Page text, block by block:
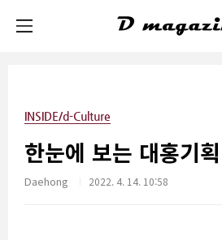
INSIDE/d-Culture
한눈에 보는 대홍기
Daehong 2022. 4. 14. 10:58